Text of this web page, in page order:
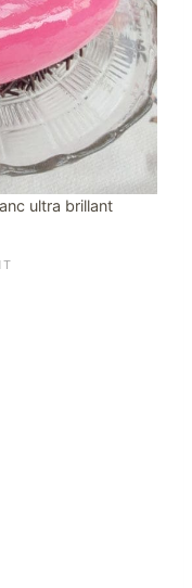
ultra brillant